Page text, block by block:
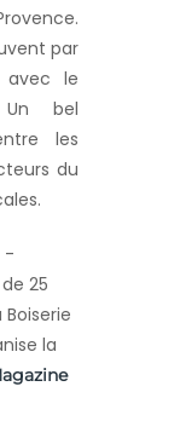
par
avec le
Un bel
les
du
-
25
la